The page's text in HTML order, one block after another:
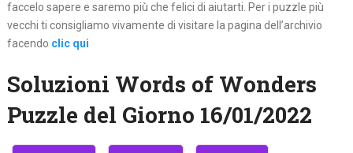
faccelo sapere e saremo più che felici di aiutarti. Per i puzzle più
vecchi ti consigliamo vivamente di visitare la pagina dell’archivio
facendo clic qui
Soluzioni Words of Wonders
Puzzle del Giorno 16/01/2022